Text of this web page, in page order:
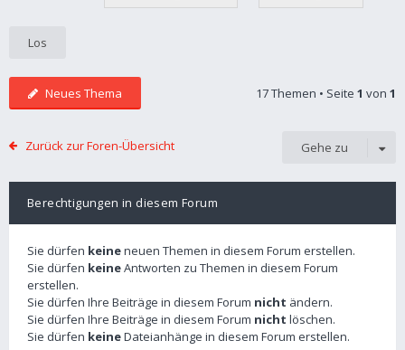
Neues Thema 17 Themen • Seite 1 von 1
Zurück zur Foren-Übersicht Gehe zu
Berechtigungen in diesem Forum
Sie dürfen keineneuen Themen in diesem Forum erstellen.
Sie dürfen keineAntworten zu Themen in diesem Forum
erstellen.
Sie dürfen Ihre Beiträge in diesem Forum nicht ändern.
Sie dürfen Ihre Beiträge in diesem Forum nicht löschen.
Sie dürfen keineDateianhänge in diesem Forum erstellen.